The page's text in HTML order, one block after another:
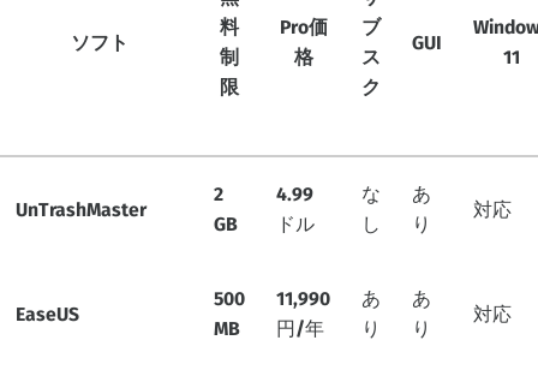
ソフト
料
制
限
Pro価
格
ブ
ス
ク
GUI
11
UnTrashMaster
2
GB
4.99
ドル
な
し
あ
り
対応
EaseUS
500
MB
11,990
円/年
あ
り
あ
り
対応